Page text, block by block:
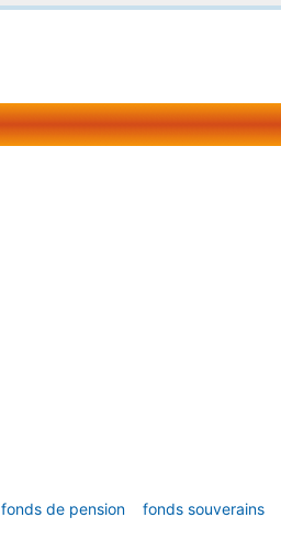
fonds de pension fonds souverains